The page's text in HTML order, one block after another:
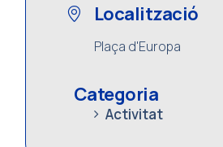
Localització
Plaça d'Europa
Categoria
Activitat